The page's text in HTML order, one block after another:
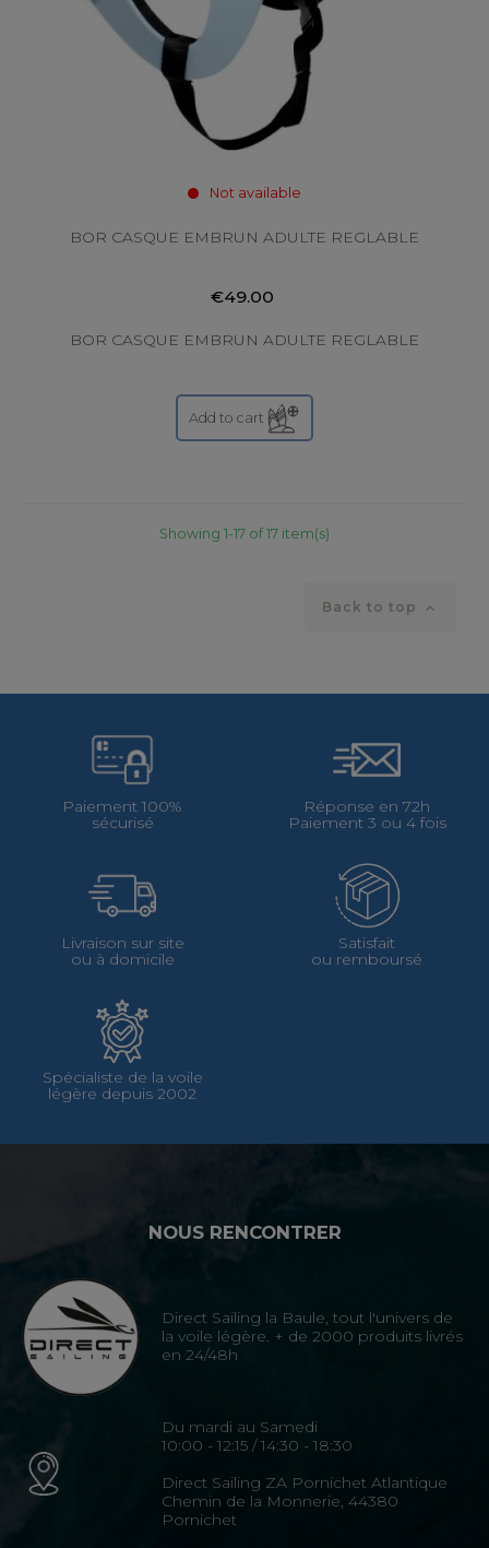
Not available
BOR CASQUE EMBRUN ADULTE REGLABLE
€49.00
BOR CASQUE EMBRUN ADULTE REGLABLE
Add to cart
Showing 1-17 of 17 item(s)
Back to top 
Paiement 100%
sécurisé
Réponse en 72h
Paiement 3 ou 4 fois
Livraison sur site
ou à domicile
Satisfait
ou remboursé
Spécialiste de la voile
légère depuis 2002
NOUS RENCONTRER
Direct Sailing la Baule, tout l'univers de
la voile légère. + de 2000 produits livrés
en 24/48h
Du mardi au Samedi
10:00 - 12:15 / 14:30 - 18:30
Direct Sailing ZA Pornichet Atlantique
Chemin de la Monnerie, 44380
Pornichet